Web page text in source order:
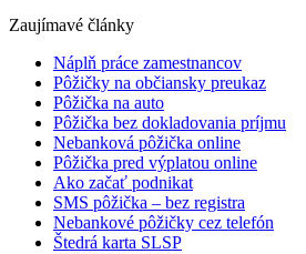
Zaujímavé články
Náplň práce zamestnancov
Pôžičky na občiansky preukaz
Pôžička na auto
Pôžička bez dokladovania príjmu
Nebanková pôžička online
Pôžička pred výplatou online
Ako začať podnikat
SMS pôžička – bez registra
Nebankové pôžičky cez telefón
Štedrá karta SLSP